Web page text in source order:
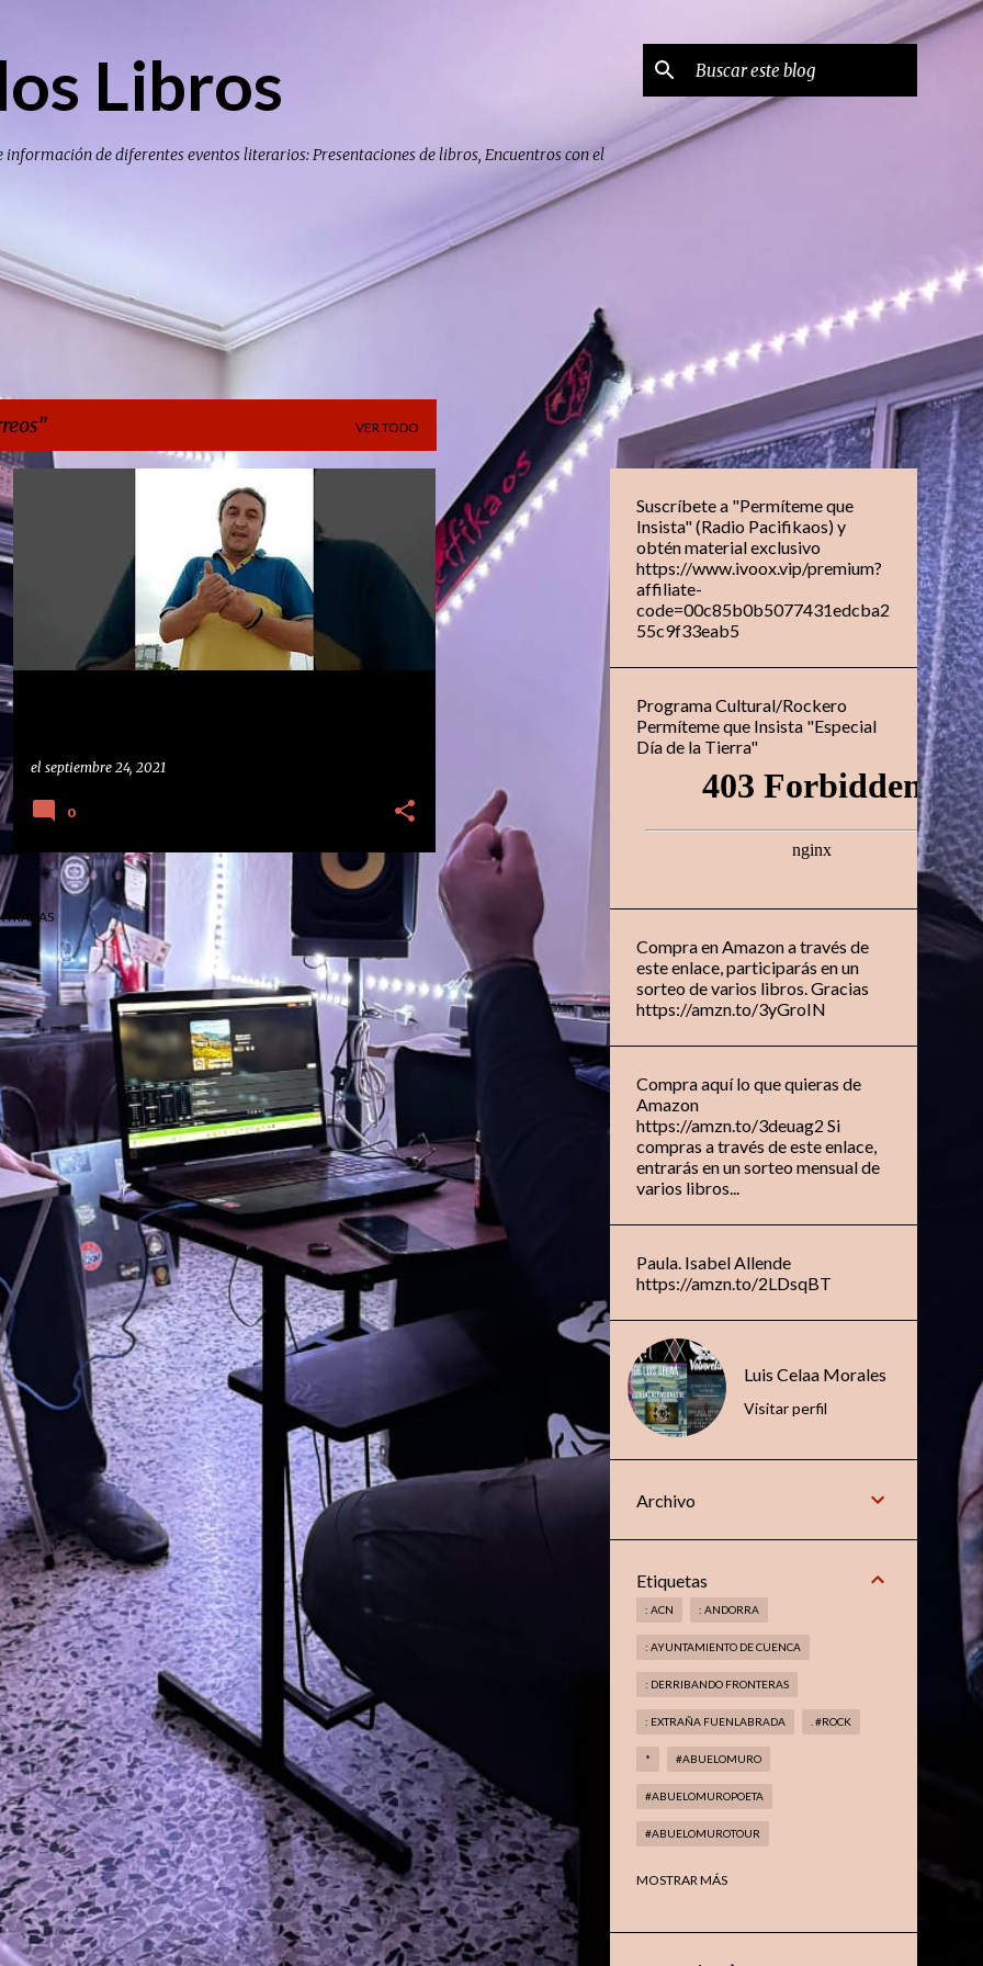
Libros
de diferentes eventos literarios: Presentaciones de libros, Encuentros con el
VER TODO
el septiembre 24, 2021
LUIS CELAA
RESPETO A LOS REPARTIDORES
0
Suscríbete a "Permíteme que
Insista" (Radio Pacifikaos) y
obtén material exclusivo
https://www.ivoox.vip/premium?
affiliate-
code=00c85b0b5077431edcba2
55c9f33eab5
Programa Cultural/Rockero
Permíteme que Insista "Especial
Día de la Tierra"
Compra en Amazon a través de
este enlace, participarás en un
sorteo de varios libros. Gracias
https://amzn.to/3yGroIN
Compra aquí lo que quieras de
Amazon
https://amzn.to/3deuag2 Si
compras a través de este enlace,
entrarás en un sorteo mensual de
varios libros...
Paula. Isabel Allende
https://amzn.to/2LDsqBT
Luis Celaa Morales
Visitar perfil
Archivo
Etiquetas
: ACN : ANDORRA
: AYUNTAMIENTO DE CUENCA
: DERRIBANDO FRONTERAS
: EXTRAÑA FUENLABRADA . #ROCK
* #ABUELOMURO
#ABUELOMUROPOETA
#ABUELOMUROTOUR
#ABUELOMUROTROVADOR
MOSTRAR MÁS